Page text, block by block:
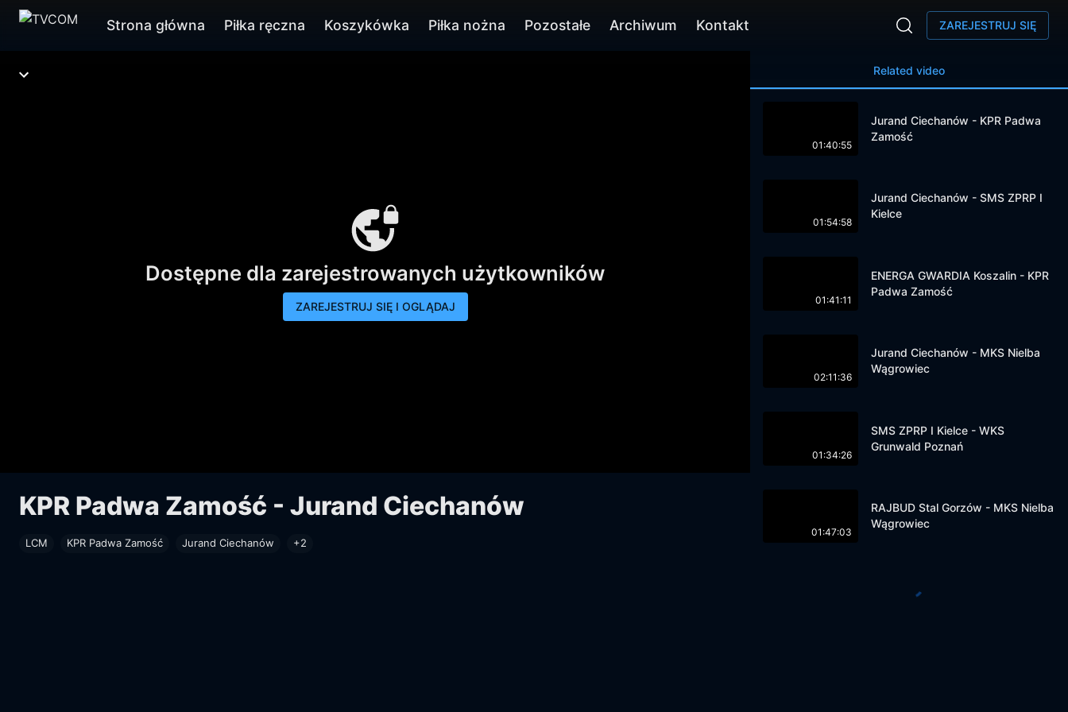
Strona główna Piłka ręczna Koszykówka Piłka nożna Pozostałe Archiwum Kontakt ZAREJESTRUJ SIĘ
Dostępne dla zarejestrowanych użytkowników
ZAREJESTRUJ SIĘ I OGLĄDAJ
KPR Padwa Zamość - Jurand Ciechanów
LCM KPR Padwa Zamość Jurand Ciechanów +2
Related video
01:40:55
Jurand Ciechanów - KPR Padwa
Zamość
01:54:58
Jurand Ciechanów - SMS ZPRP I
Kielce
01:41:11
ENERGA GWARDIA Koszalin - KPR
Padwa Zamość
02:11:36
Jurand Ciechanów - MKS Nielba
Wągrowiec
01:34:26
SMS ZPRP I Kielce - WKS
Grunwald Poznań
01:47:03
RAJBUD Stal Gorzów - MKS Nielba
Wągrowiec